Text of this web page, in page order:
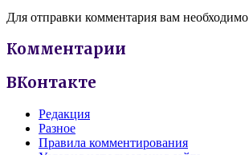
Для отправки комментария вам необходимо
Комментарии
ВКонтакте
Редакция
Разное
Правила комментирования